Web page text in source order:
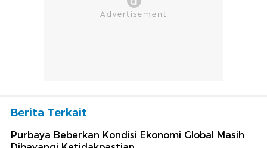
Berita Terkait
Purbaya Beberkan Kondisi Ekonomi Global Masih